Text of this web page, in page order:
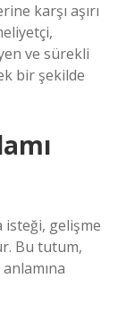
karşı aşırı
ve sürekli
bir şekilde
isteği, gelişme
Bu tutum,